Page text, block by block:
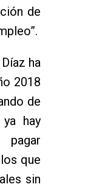
de
ha
2018
de
hay
que
sin